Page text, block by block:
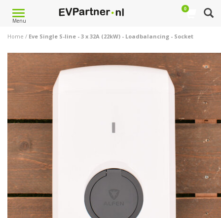
Toggle
navigation
Menu
0
Home / Eve Single S-line - 3 x 32A (22kW) - Loadbalancing - Socket